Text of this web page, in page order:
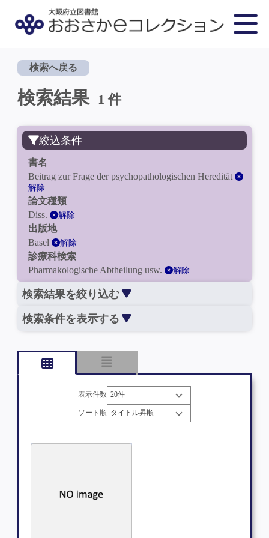
検索へ戻る
検索結果 1 件
絞込条件
書名
Beitrag zur Frage der psychopathologischen Heredität
解除
論文種類
Diss.
解除
出版地
Basel
解除
診療科検索
Pharmakologische Abtheilung usw.
解除
検索結果を絞り込む
検索条件を表示する
表示件数
ソート順